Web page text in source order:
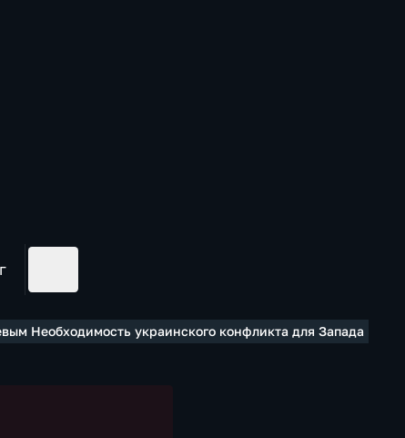
Необходимость украинского конфликта для Запада и